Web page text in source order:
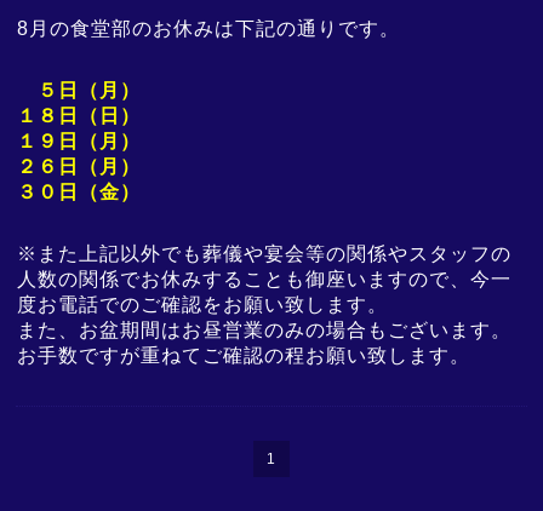
8月の食堂部のお休みは下記の通りです。
５日（月）
１８日（日）
１９日（月）
２６日（月）
３ ０日（金）
※また上記以外でも葬儀や宴会等の関係やスタッフの
人数の関係でお休みすることも御座いますので、今一
度お電話でのご確認をお願い致します。
また、お盆期間はお昼営業のみの場合もございます。
お手数ですが重ねてご確認の程お願い致します。
1